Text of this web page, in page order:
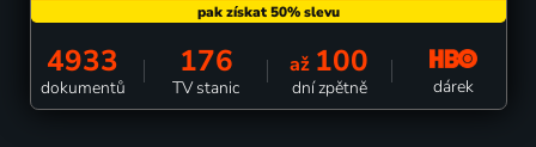
4933
dokumentů
176
TV stanic
až 100
dní zpětně dárek